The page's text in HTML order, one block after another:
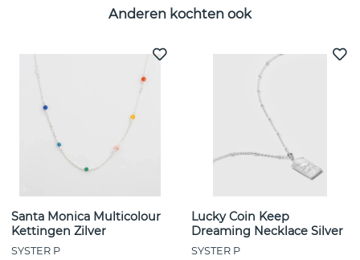
Anderen kochten ook
Santa Monica Multicolour
Kettingen Zilver
SYSTER P
Lucky Coin Keep
Dreaming Necklace Silver
SYSTER P